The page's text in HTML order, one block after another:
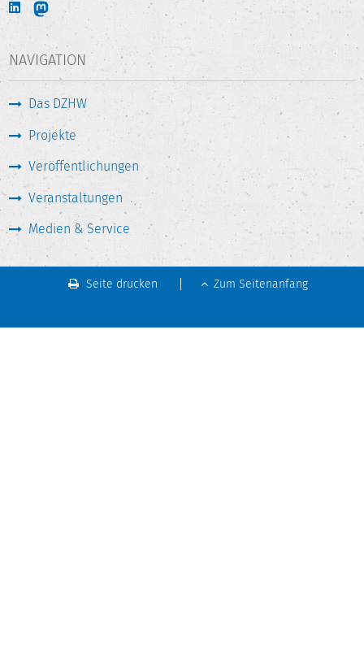
NAVIGATION
Das DZHW
Projekte
Veröffentlichungen
Veranstaltungen
Medien & Service
Seite drucken Zum Seitenanfang